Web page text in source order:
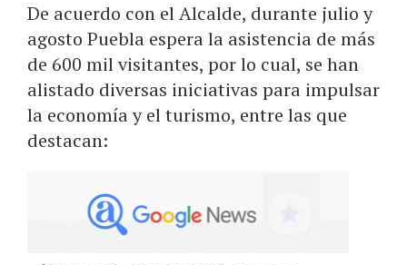
De acuerdo con el Alcalde, durante julio y
agosto Puebla espera la asistencia de más
de 600 mil visitantes, por lo cual, se han
alistado diversas iniciativas para impulsar
la economía y el turismo, entre las que
destacan: